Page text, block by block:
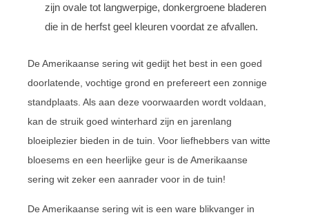
zijn ovale tot langwerpige, donkergroene bladeren
die in de herfst geel kleuren voordat ze afvallen.
De Amerikaanse sering wit gedijt het best in een goed
doorlatende, vochtige grond en prefereert een zonnige
standplaats. Als aan deze voorwaarden wordt voldaan,
kan de struik goed winterhard zijn en jarenlang
bloeiplezier bieden in de tuin. Voor liefhebbers van witte
bloesems en een heerlijke geur is de Amerikaanse
sering wit zeker een aanrader voor in de tuin!
De Amerikaanse sering wit is een ware blikvanger in